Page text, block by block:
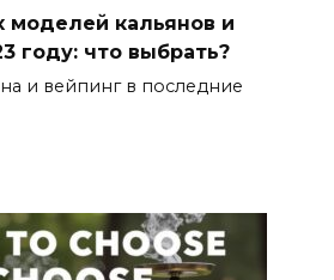
моделей кальянов и
году: что выбрать?
и вейпинг в последние